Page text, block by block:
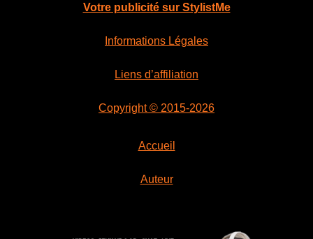
Votre publicité sur StylistMe
Informations Légales
Liens d’affiliation
Copyright © 2015-2026
Accueil
Auteur